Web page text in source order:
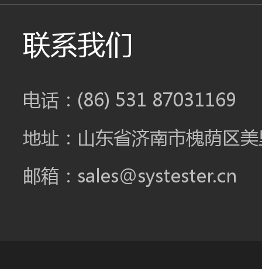
联系我们
电话：(86) 531 87031169
地址：山东省济南市槐荫区
邮箱：sales@systester.cn